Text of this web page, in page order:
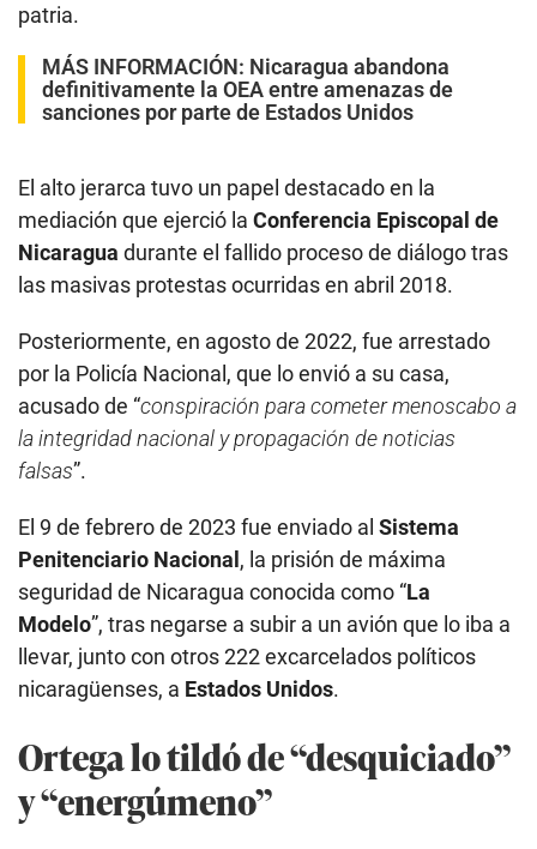
patria.
MÁS INFORMACIÓN: Nicaragua abandona
definitivamente la OEA entre amenazas de
sanciones por parte de Estados Unidos
El alto jerarca tuvo un papel destacado en la
mediación que ejerció la Conferencia Episcopal de
Nicaragua durante el fallido proceso de diálogo tras
las masivas protestas ocurridas en abril 2018.
Posteriormente, en agosto de 2022, fue arrestado
por la Policía Nacional, que lo envió a su casa,
acusado de “conspiración para cometer menoscabo a
la integridad nacional y propagación de noticias
falsas”.
El 9 de febrero de 2023 fue enviado al Sistema
Penitenciario Nacional, la prisión de máxima
seguridad de Nicaragua conocida como “La
Modelo”, tras negarse a subir a un avión que lo iba a
llevar, junto con otros 222 excarcelados políticos
nicaragüenses, a Estados Unidos.
Ortega lo tildó de “desquiciado”
y “energúmeno”